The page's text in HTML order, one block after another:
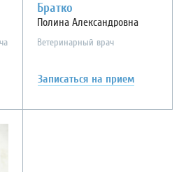
Братко
Полина Александровна
Ветеринарный врач
Записаться на прием